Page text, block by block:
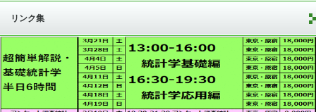
リンク集